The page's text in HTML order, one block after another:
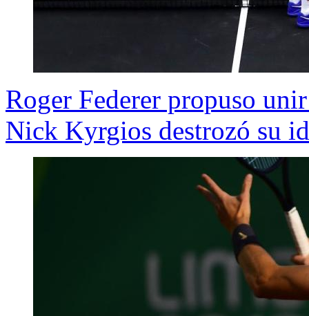
Roger Federer propuso
Nick Kyrgios destrozó su